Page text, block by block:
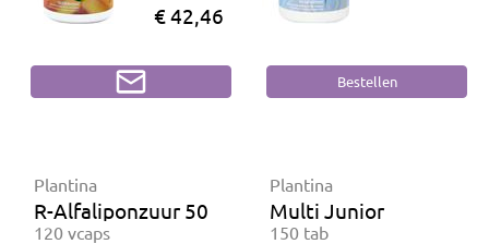
€ 42,46
Plantina
R-Alfaliponzuur 50 mg
120 vcaps
Plantina
Multi Junior
150 tab